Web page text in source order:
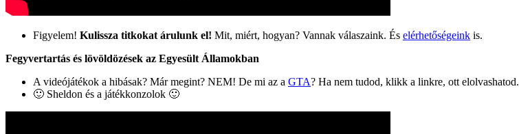
Figyelem! Kulissza titkokat árulunk el! Mit, miért, hogyan? Vannak válaszaink. És elérhetőségeink is.
Fegyvertartás és lövöldözések az Egyesült Államokban
A videójátékok a hibásak? Már megint? NEM! De mi az a GTA? Ha nem tudod, klikk a linkre, ott elolvashatod.
🙂 Sheldon és a játékkonzolok 🙂